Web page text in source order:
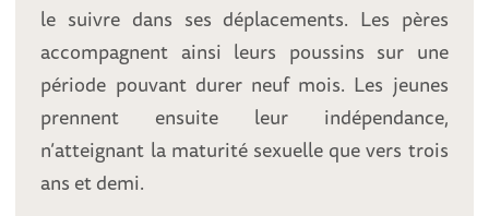
le suivre dans ses déplacements. Les pères
accompagnent ainsi leurs poussins sur une
période pouvant durer neuf mois. Les jeunes
prennent ensuite leur indépendance,
n’atteignant la maturité sexuelle que vers trois
ans et demi.